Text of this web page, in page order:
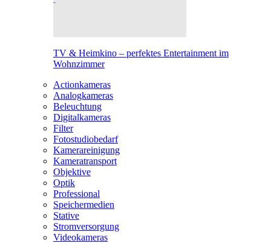
TV & Heimkino – perfektes Entertainment im
Wohnzimmer
Actionkameras
Analogkameras
Beleuchtung
Digitalkameras
Filter
Fotostudiobedarf
Kamerareinigung
Kameratransport
Objektive
Optik
Professional
Speichermedien
Stative
Stromversorgung
Videokameras